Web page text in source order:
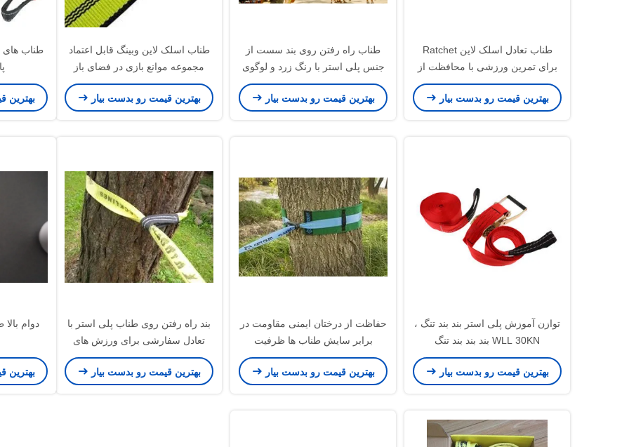
طناب تعادل اسلک لاین Ratchet
برای تمرین ورزشی با محافظت از
درخت
بهترین قیمت رو بدست بیار
طناب راه رفتن روی بند سست از
جنس پلی استر با رنگ زرد و لوگوی
سفارشی
بهترین قیمت رو بدست بیار
طناب اسلک لاین وبینگ قابل اعتماد
مجموعه موانع بازی در فضای باز
TUV ISO تایید شده
بهترین قیمت رو بدست بیار
طناب های
بهترین
توازن آموزش پلی استر بند بند تنگ ،
WLL 30KN بند بند بند تنگ
بهترین قیمت رو بدست بیار
حفاظت از درختان ایمنی مقاومت در
برابر سایش طناب ها ظرفیت
سفارشی
بهترین قیمت رو بدست بیار
بند راه رفتن روی طناب پلی استر با
تعادل سفارشی برای ورزش های
فضای باز
بهترین قیمت رو بدست بیار
بهترین